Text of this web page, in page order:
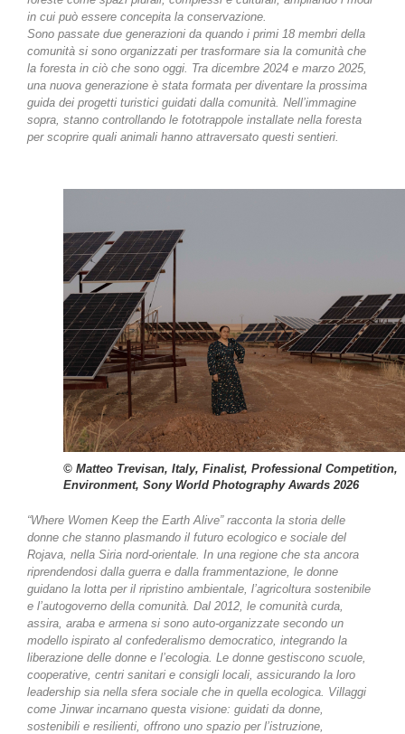
in cui può essere concepita la conservazione.
Sono passate due generazioni da quando i primi 18 membri della
comunità si sono organizzati per trasformare sia la comunità che
la foresta in ciò che sono oggi. Tra dicembre 2024 e marzo 2025,
una nuova generazione è stata formata per diventare la prossima
guida dei progetti turistici guidati dalla comunità. Nell’immagine
sopra, stanno controllando le fototrappole installate nella foresta
per scoprire quali animali hanno attraversato questi sentieri.
© Matteo Trevisan, Italy, Finalist, Professional Competition,
Environment, Sony World Photography Awards 2026
“Where Women Keep the Earth Alive” racconta la storia delle
donne che stanno plasmando il futuro ecologico e sociale del
Rojava, nella Siria nord-orientale. In una regione che sta ancora
riprendendosi dalla guerra e dalla frammentazione, le donne
guidano la lotta per il ripristino ambientale, l’agricoltura sostenibile
e l’autogoverno della comunità. Dal 2012, le comunità curda,
assira, araba e armena si sono auto-organizzate secondo un
modello ispirato al confederalismo democratico, integrando la
liberazione delle donne e l’ecologia. Le donne gestiscono scuole,
cooperative, centri sanitari e consigli locali, assicurando la loro
leadership sia nella sfera sociale che in quella ecologica. Villaggi
come Jinwar incarnano questa visione: guidati da donne,
sostenibili e resilienti, offrono uno spazio per l’istruzione,